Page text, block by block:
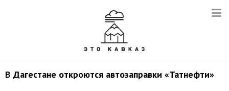
В Дагестане откроются автозаправки «Татнефти»